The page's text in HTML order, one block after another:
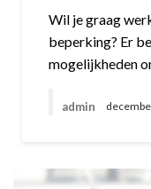
Wil je graag
beperking? Er
mogelijkheden
admin